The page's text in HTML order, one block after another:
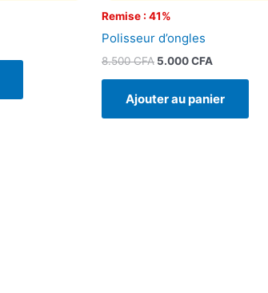
Remise : 41%
Polisseur d’ongles
8.500CFA 5.000CFA
Ajouter au panier